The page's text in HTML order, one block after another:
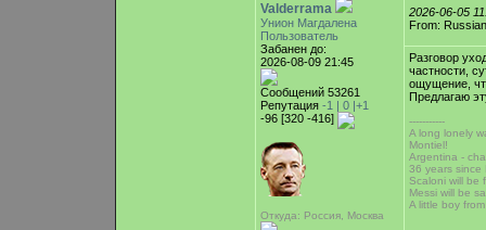
Valderrama
Унион Магдалена
Пользователь
Забанен до:
2026-08-09 21:45
Сообщений 53261
Репутация -1 | 0 |+1
-96 [320 -416]
Откуда: Россия, Москва
2026-06-05
From:
Разговор
частности,
ощущение,
Предлагаю
-----------
A long lonely
Montiel!
Argentina -
36 years since
Scaloni will be
Messi will be
A little boy